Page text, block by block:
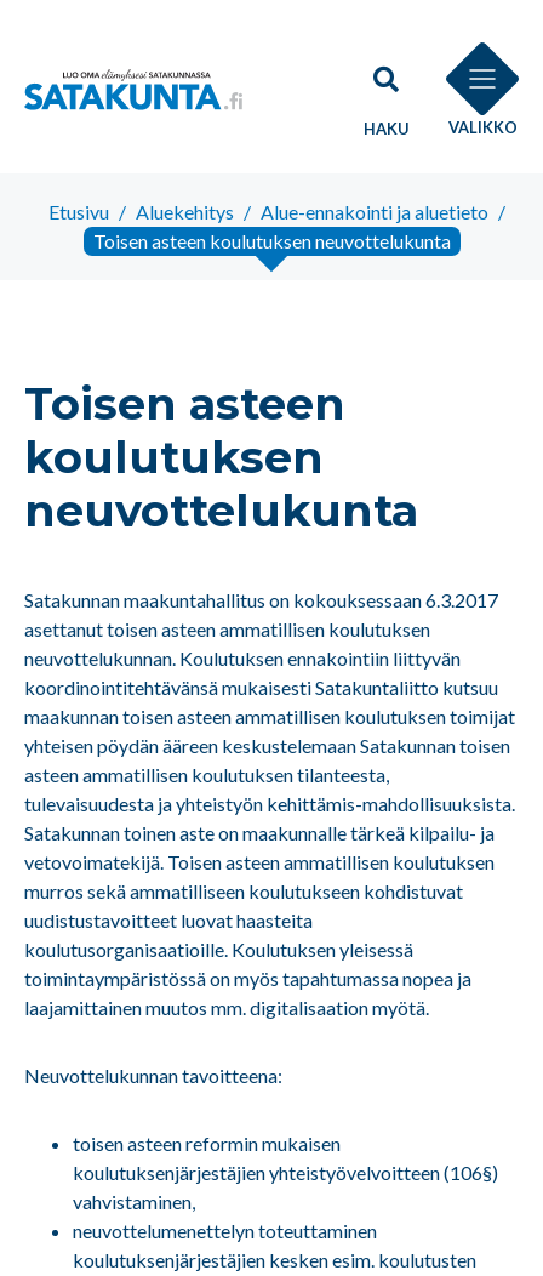
HAKU VALIKKO
Etusivu / Aluekehitys / Alue-ennakointi ja aluetieto /
Toisen asteen koulutuksen neuvottelukunta
Toisen asteen
koulutuksen
neuvottelukunta
Satakunnan maakuntahallitus on kokouksessaan 6.3.2017
asettanut toisen asteen ammatillisen koulutuksen
neuvottelukunnan. Koulutuksen ennakointiin liittyvän
koordinointitehtävänsä mukaisesti Satakuntaliitto kutsuu
maakunnan toisen asteen ammatillisen koulutuksen toimijat
yhteisen pöydän ääreen keskustelemaan Satakunnan toisen
asteen ammatillisen koulutuksen tilanteesta,
tulevaisuudesta ja yhteistyön kehittämis-mahdollisuuksista.
Satakunnan toinen aste on maakunnalle tärkeä kilpailu- ja
vetovoimatekijä. Toisen asteen ammatillisen koulutuksen
murros sekä ammatilliseen koulutukseen kohdistuvat
uudistustavoitteet luovat haasteita
koulutusorganisaatioille. Koulutuksen yleisessä
toimintaympäristössä on myös tapahtumassa nopea ja
laajamittainen muutos mm. digitalisaation myötä.
Neuvottelukunnan tavoitteena:
toisen asteen reformin mukaisen
koulutuksenjärjestäjien yhteistyövelvoitteen (106§)
vahvistaminen,
neuvottelumenettelyn toteuttaminen
koulutuksenjärjestäjien kesken esim. koulutusten